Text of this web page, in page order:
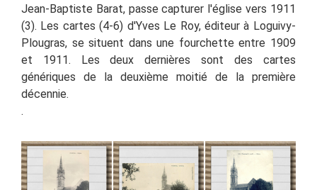
Jean-Baptiste Barat, passe capturer l'église vers 1911
(3). Les cartes (4-6) d'Yves Le Roy, éditeur à Loguivy-
Plougras, se situent dans une fourchette entre 1909
et 1911. Les deux dernières sont des cartes
génériques de la deuxième moitié de la première
décennie.
.